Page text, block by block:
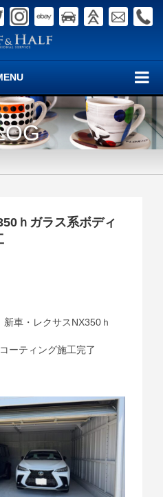
ｈガラス系ボディ
車・レクサスNX350ｈ
ーティング施工完了